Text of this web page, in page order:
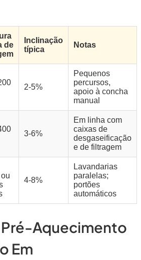
de
Inclinação
típica
Notas
2-5%
Pequenos
percursos,
apoio à concha
manual
3-6%
Em linha com
caixas de
desgaseificação
e de filtragem
4-8%
Lavandarias
paralelas;
portões
automáticos
Aquecimento
Em